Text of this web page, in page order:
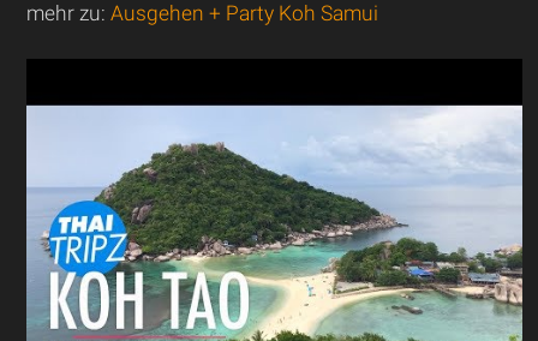
mehr zu:Ausgehen + Party Koh Samui